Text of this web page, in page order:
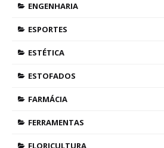
ENGENHARIA
ESPORTES
ESTÉTICA
ESTOFADOS
FARMÁCIA
FERRAMENTAS
FLORICULTURA